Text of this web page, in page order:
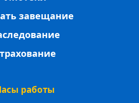
завещание
работы